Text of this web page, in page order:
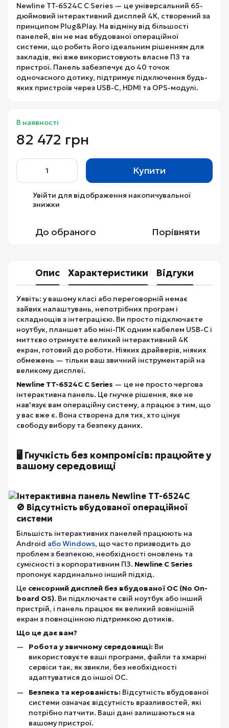
Newline TT-6524C C Series — це універсальний 65-
дюймовий інтерактивний дисплей 4К, створений за
принципом Plug&Play. На відміну від більшості
панелей, він не має вбудованої операційної
системи, що робить його ідеальним рішенням для
закладів, які вже використовують власне ПЗ та
пристрої. Панель забезпечує до 40 точок
одночасного дотику, підтримує підключення будь-
яких пристроїв через USB-C, HDMI та OPS-модулі.
В наявності
82 472 грн
Купити
Увійти для відображення накопичувальної
знижки
До обраного Порівняти
Опис Характеристики Відгуки
Уявіть: у вашому класі або переговорній немає
зайвих налаштувань, непотрібних програм і
складнощів з інтеграцією. Ви просто підключаєте
ноутбук, планшет або міні-ПК одним кабелем USB-C і
миттєво отримуєте великий інтерактивний 4К
екран, готовий до роботи. Ніяких драйверів, ніяких
обмежень — тільки ваш звичний інструментарій на
великому дисплеї.
Newline TT-6524C C Series — це не просто чергова
інтерактивна панель. Це гнучке рішення, яке не
нав'язує вам операційну систему, а працює з тим, що
у вас вже є. Вона створена для тих, хто цінує
свободу вибору та безпеку даних.
🖥️ Гнучкість без компромісів: працюйте у
вашому середовищі
🚫 Відсутність вбудованої операційної
системи
Більшість інтерактивних панелей працюють на
Android або Windows, що часто призводить до
проблем з безпекою, необхідності оновлень та
сумісності з корпоративним ПЗ. Newline C Series
пропонує кардинально інший підхід.
Це сенсорний дисплей без вбудованої ОС (No On-
board OS). Ви підключаєте свій ноутбук або інший
пристрій, і панель працює як великий зовнішній
екран з повноцінною підтримкою дотиків.
Що це дає вам?
Робота у звичному середовищі: Ви
використовуєте ваші програми, файли та хмарні
сервіси так, як звикли, без необхідності
адаптуватися до іншої ОС.
Безпека та керованість: Відсутність вбудованої
системи означає відсутність вразливостей, які
потрібно патчити. Ваші дані залишаються на
вашому пристрої.